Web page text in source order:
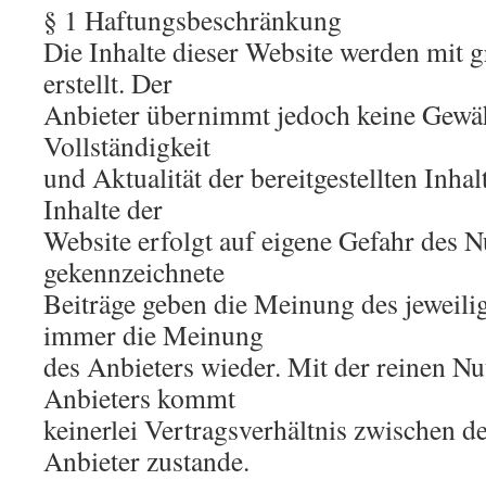
§ 1 Haftungsbeschränkung
Die Inhalte dieser Website werden mit
erstellt. Der
Anbieter übernimmt jedoch keine
Vollständigkeit
und Aktualität der bereitgestellten
Inhalte der
Website erfolgt auf eigene Gefahr des
gekennzeichnete
Beiträge geben die Meinung des
immer die Meinung
des Anbieters wieder. Mit der reinen
Anbieters kommt
keinerlei Vertragsverhältnis zwischen
Anbieter zustande.